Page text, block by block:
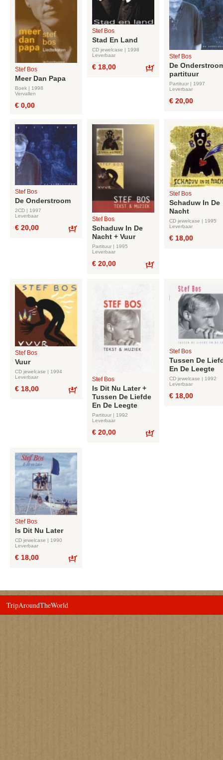
Stef Bos
Meer Dan Papa
Boek | 1998
Vervallen
€ 0,00
Stef Bos
Stad En Land
CD jewelcase | 1998
Leverbaar
€ 18,00
Stef Bos
De
partituur
Partituur | 1997
Leverbaar
€ 20,00
Stef Bos
De Onderstroom
2CD | 1997
Leverbaar
€ 20,00
Stef Bos
Schaduw In De
Nacht + Vuur
Partituur | 1995
Leverbaar
€ 20,00
Stef Bos
Schaduw In De
Nacht
CD jewelcase | 1995
Leverbaar
€ 18,00
Stef Bos
Vuur
CD jewelcase | 1994
Leverbaar
€ 18,00
Stef Bos
Is Dit Nu Later +
Tussen De Liefde
En De Leegte
Partituur | 1992
Leverbaar
€ 20,00
Stef Bos
Tussen De
En De Leegte
CD jewelcase | 1992
Leverbaar
€ 18,00
Stef Bos
Is Dit Nu Later
CD jewelcase | 1990
Leverbaar
€ 18,00
TripAroundTheWorld